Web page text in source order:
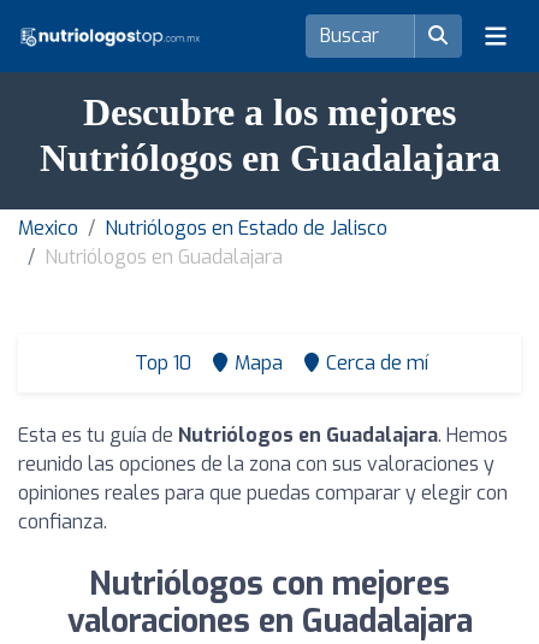
Descubre a los mejores
Nutriólogos en Guadalajara
Mexico
Nutriólogos en Estado de Jalisco
Nutriólogos en Guadalajara
Top 10 Mapa Cerca de mí
Esta es tu guía de Nutriólogos en Guadalajara. Hemos
reunido las opciones de la zona con sus valoraciones y
opiniones reales para que puedas comparar y elegir con
confianza.
Nutriólogos con mejores
valoraciones en Guadalajara